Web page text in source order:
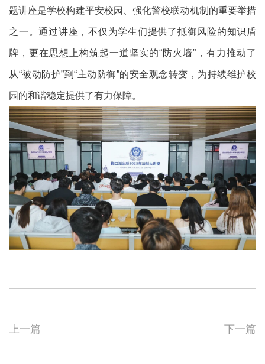
题讲座是学校构建平安校园、强化警校联动机制的重要举措
之一。通过讲座，不仅为学生们提供了抵御风险的知识盾
牌，更在思想上构筑起一道坚实的“防火墙”，有力推动了
从“被动防护”到“主动防御”的安全观念转变，为持续维护校
园的和谐稳定提供了有力保障。
上一篇 下一篇